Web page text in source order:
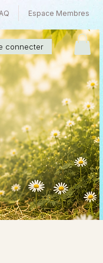
Espace Membres
connecter